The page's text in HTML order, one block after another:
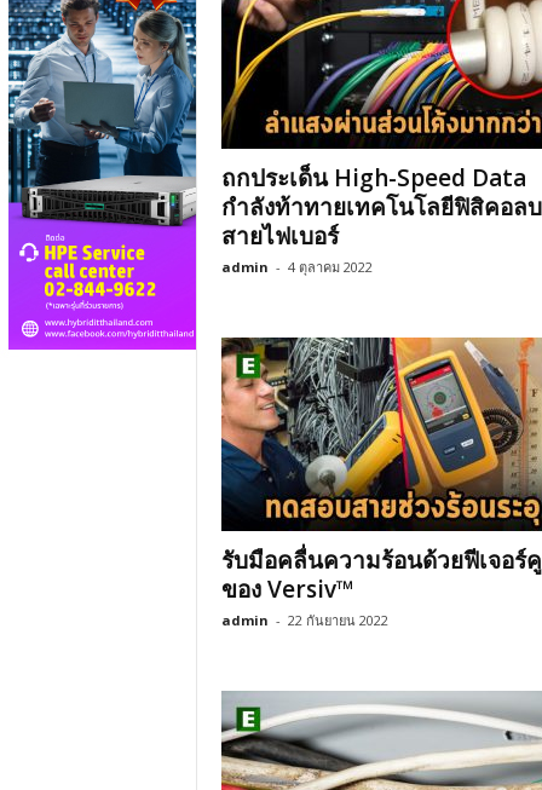
o
ถกประเด็น High-Speed Data
กำลังท้าทายเทคโนโลยีฟิสิคอล
สายไฟเบอร์
admin - 4 ตุลาคม 2022
รับมือคลื่นความร้อนด้วยฟีเจอร์
ของ Versiv™
admin - 22 กันยายน 2022